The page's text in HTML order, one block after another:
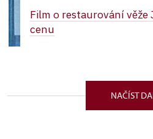
Film o restaurování věže
cenu
NAČÍST